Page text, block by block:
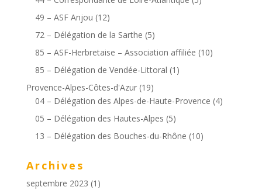
49 – ASF Anjou (12)
72 – Délégation de la Sarthe (5)
85 – ASF-Herbretaise – Association affiliée (10)
85 – Délégation de Vendée-Littoral (1)
Provence-Alpes-Côtes-d'Azur(19)
04 – Délégation des Alpes-de-Haute-Provence (4)
05 – Délégation des Hautes-Alpes (5)
13 – Délégation des Bouches-du-Rhône (10)
Archives
septembre 2023 (1)